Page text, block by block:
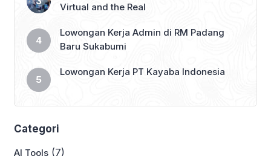
Virtual and the Real
Lowongan Kerja Admin di RM Padang
Baru Sukabumi
Lowongan Kerja PT Kayaba Indonesia
Categori
AI Tools (7)